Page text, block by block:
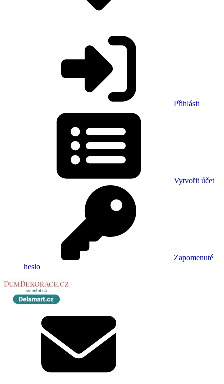
Přihlásit
Vytvořit účet
Zapomenuté
heslo